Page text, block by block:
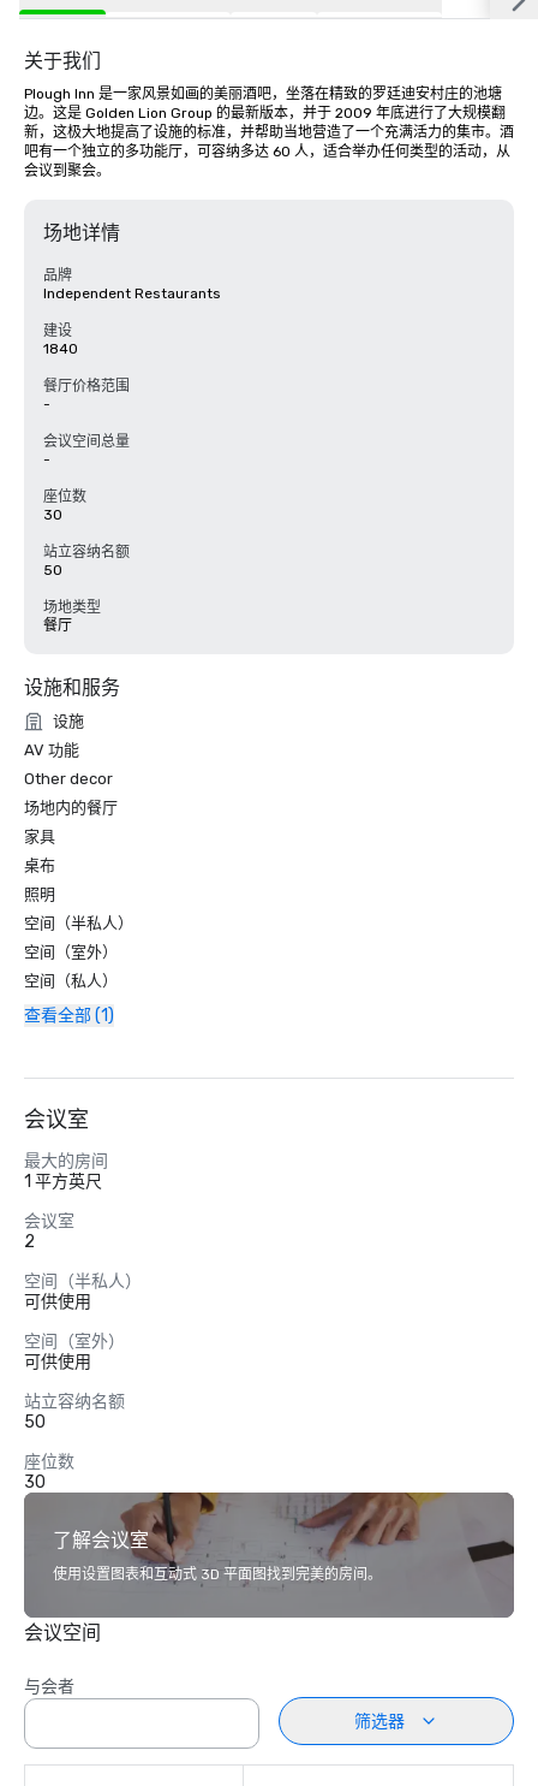
关于我们
Plough Inn 是一家风景如画的美丽酒吧，坐落在精致的罗廷迪安村庄的池塘
边。这是 Golden Lion Group 的最新版本，并于 2009 年底进行了大规模翻
新，这极大地提高了设施的标准，并帮助当地营造了一个充满活力的集市。酒
吧有一个独立的多功能厅，可容纳多达 60 人，适合举办任何类型的活动，从
会议到聚会。
场地详情
品牌
Independent Restaurants
建设
1840
餐厅价格范围
-
会议空间总量
-
座位数
30
站立容纳名额
50
场地类型
餐厅
设施和服务
设施
AV 功能
Other decor
场地内的餐厅
家具
桌布
照明
空间（半私人）
空间（室外）
空间（私人）
查看全部 (1)
会议室
最大的房间
1 平方英尺
会议室
2
空间（半私人）
可供使用
空间（室外）
可供使用
站立容纳名额
50
座位数
30
了解会议室
使用设置图表和互动式 3D 平面图找到完美的房间。
会议空间
与会者
筛选器